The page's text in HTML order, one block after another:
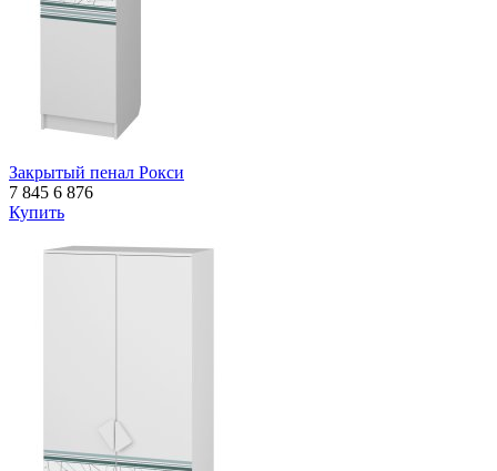
Закрытый пенал Рокси
7 845 6 876
Купить